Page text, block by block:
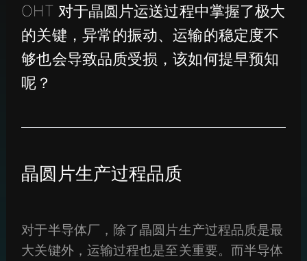
OHT 对于晶圆片运送过程中掌握了极大
的关键，异常的振动、运输的稳定度不
够也会导致品质受损，该如何提早预知
呢？
晶圆片生产过程品质
对于半导体厂，除了晶圆片生产过程品质是最
大关键外，运输过程也是至关重要。而半导体